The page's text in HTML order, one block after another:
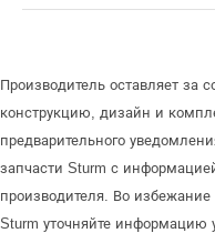
Производитель оставляет за
конструкцию, дизайн и
предварительного
запчасти Sturm с
производителя. Во
Sturm уточняйте информацию